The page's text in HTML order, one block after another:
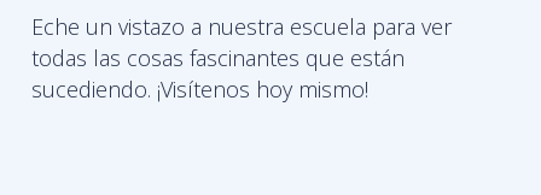
Eche un vistazo a nuestra escuela para ver
todas las cosas fascinantes que están
sucediendo. ¡Visítenos hoy mismo!